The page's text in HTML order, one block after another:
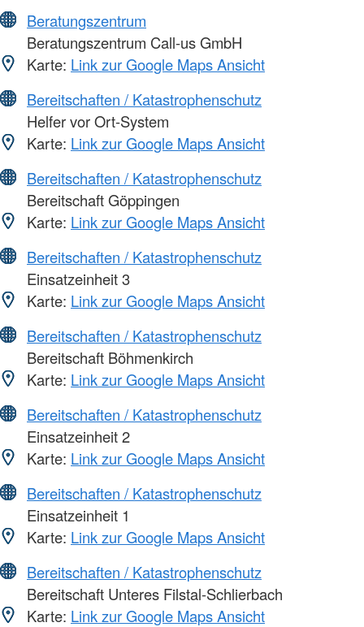
Beratungszentrum
Beratungszentrum Call-us GmbH
Karte: Link zur Google Maps Ansicht
Bereitschaften / Katastrophenschutz
Helfer vor Ort-System
Karte: Link zur Google Maps Ansicht
Bereitschaften / Katastrophenschutz
Bereitschaft Göppingen
Karte: Link zur Google Maps Ansicht
Bereitschaften / Katastrophenschutz
Einsatzeinheit 3
Karte: Link zur Google Maps Ansicht
Bereitschaften / Katastrophenschutz
Bereitschaft Böhmenkirch
Karte: Link zur Google Maps Ansicht
Bereitschaften / Katastrophenschutz
Einsatzeinheit 2
Karte: Link zur Google Maps Ansicht
Bereitschaften / Katastrophenschutz
Einsatzeinheit 1
Karte: Link zur Google Maps Ansicht
Bereitschaften / Katastrophenschutz
Bereitschaft Unteres Filstal-Schlierbach
Karte: Link zur Google Maps Ansicht